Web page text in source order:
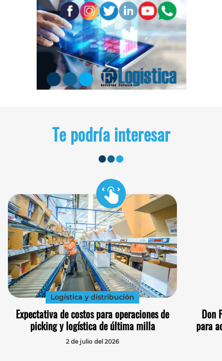
Te podría interesar
Logística y distribución
Expectativa de costos para operaciones de
picking y logística de última milla
2 de julio del 2026
Don
para